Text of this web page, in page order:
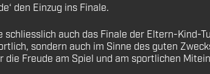
den Einzug ins Finale.
schliesslich auch das Finale der Eltern-
sondern auch im Sinne des guten
die Freude am Spiel und am sportlichen